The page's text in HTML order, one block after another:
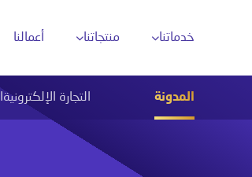
خدماتنا منتجاتنا أعمالنا
المدونة التجارة الإلكترونية